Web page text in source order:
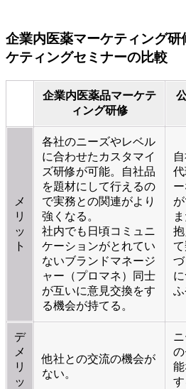
企業内医薬マーケティング研
ケティングセミナーの比較
企業内医薬品マーケテ
ィング研修
メ
リ
ッ
ト
各社のニーズやレベル
に合わせたカスタマイ
ズ研修が可能。自社品
を題材にして行えるの
で実務との関連がより
強くなる。
社内でも日頃コミュニ
ケーションがとれてい
ないブランドマネージ
ャー（プロマネ）同士
が互いに意見交換をす
る機会が持てる。
が
ふ
デ
メ
リ
ッ
他社との交流の機会が
ない。